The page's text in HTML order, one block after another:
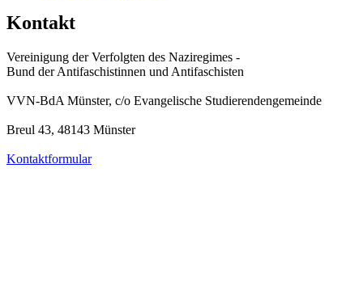
Kontakt
Vereinigung der Verfolgten des Naziregimes -
Bund der Antifaschistinnen und Antifaschisten
VVN-BdA Münster, c/o Evangelische Studierendengemeinde
Breul 43, 48143 Münster
Kontaktformular